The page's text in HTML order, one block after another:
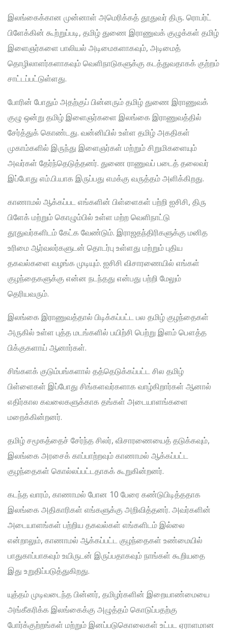
இலங்கைக்கான முன்னாள் அமெரிக்கத் தூதுவர் திரு. ரொபர்ட்
பிளேக்கின் கூற்றுப்படி, தமிழ் துணை இராணுவக் குழுக்கள் தமிழ்
இளைஞர்களை பாலியல் அடிமைகளாகவும், அடிமைத்
தொழிலாளர்களாகவும் வெளிநாடுகளுக்கு கடத்துவதாகக் குற்றம்
சாட்டப்பட்டுள்ளது.
போரின் போதும் அதற்குப் பின்னரும் தமிழ் துணை இராணுவக்
குழு ஒன்று தமிழ் இளைஞர்களை இலங்கை இராணுவத்தில்
சேர்த்துக் கொண்டது. வன்னியில் உள்ள தமிழ் அகதிகள்
முகாம்களில் இருந்து இளைஞர்கள் மற்றும் சிறுமிகளையும்
அவர்கள் தேர்ந்தெடுத்தனர். துணை ராணுவப் படைத் தலைவர்
இப்போது எம்.பி.யாக இருப்பது எமக்கு வருத்தம் அளிக்கிறது.
காணாமல் ஆக்கப்பட எங்களின் பிள்ளைகள் பற்றி ஐசிசி, திரு
பிளேக் மற்றும் கொழும்பில் உள்ள மற்ற வெளிநாட்டு
தூதுவர்களிடம் கேட்க வேண்டும். இராஜதந்திரிகளுக்கு மனித
உரிமை ஆர்வலர்களுடன் தொடர்பு உள்ளது மற்றும் புதிய
தகவல்களை வழங்க முடியும். ஐசிசி விசாரணையில் எங்கள்
குழந்தைகளுக்கு என்ன நடந்தது என்பது பற்றி மேலும்
தெரியவரும்.
இலங்கை இராணுவத்தால் பிடிக்கப்பட்ட பல தமிழ் குழந்தைகள்
அருகில் உள்ள புத்த மடங்களில் பயிற்சி பெற்று இளம் பௌத்த
பிக்குகளாய் ஆனார்கள்.
சிங்களக் குடும்பங்களால் தத்தெடுக்கப்பட்ட சில தமிழ்
பிள்ளைகள் இப்போது சிங்களவர்களாக வாழ்கிறார்கள் ஆனால்
எதிர்கால கவலைகளுக்காக தங்கள் அடையாளங்களை
மறைக்கின்றனர்.
தமிழ் சமூகத்தைச் சேர்ந்த சிலர், விசாரணையைத் தடுக்கவும்,
இலங்கை அரசைக் காப்பாற்றவும் காணாமல் ஆக்கப்பட்ட
குழந்தைகள் கொல்லப்பட்டதாகக் கூறுகின்றனர்.
கடந்த வாரம், காணாமல் போன 10 பேரை கண்டுபிடித்ததாக
இலங்கை அதிகாரிகள் எங்களுக்கு அறிவித்தனர். அவர்களின்
அடையாளங்கள் பற்றிய தகவல்கள் எங்களிடம் இல்லை
என்றாலும், காணாமல் ஆக்கப்பட்ட குழந்தைகள் உண்மையில்
பாதுகாப்பாகவும் உயிருடன் இருப்பதாகவும் நாங்கள் கூறியதை
இது உறுதிப்படுத்துகிறது.
யுத்தம் முடிவடைந்த பின்னர், தமிழர்களின் இறையாண்மையை
அங்கீகரிக்க இலங்கைக்கு அழுத்தம் கொடுப்பதற்கு
போர்க்குற்றங்கள் மற்றும் இனப்படுகொலைகள் உட்பட ஏராளமான